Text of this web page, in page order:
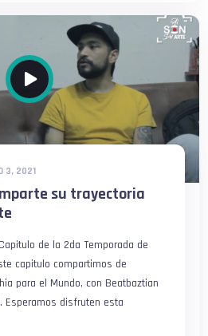
3, 2021
su trayectoria
de la 2da Temporada de
capitulo compartimos de
para el Mundo, con Beatbaztian
Esperamos disfruten esta